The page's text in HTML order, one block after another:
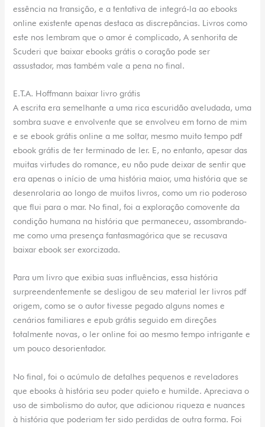
essência na transição, e a tentativa de integrá-la ao ebooks
online existente apenas destaca as discrepâncias. Livros como
este nos lembram que o amor é complicado, A senhorita de
Scuderi que baixar ebooks grátis o coração pode ser
assustador, mas também vale a pena no final.
E.T.A. Hoffmann baixar livro grátis
A escrita era semelhante a uma rica escuridão aveludada, uma
sombra suave e envolvente que se envolveu em torno de mim
e se ebook grátis online a me soltar, mesmo muito tempo pdf
ebook grátis de ter terminado de ler. E, no entanto, apesar das
muitas virtudes do romance, eu não pude deixar de sentir que
era apenas o início de uma história maior, uma história que se
desenrolaria ao longo de muitos livros, como um rio poderoso
que flui para o mar. No final, foi a exploração comovente da
condição humana na história que permaneceu, assombrando-
me como uma presença fantasmagórica que se recusava
baixar ebook ser exorcizada.
Para um livro que exibia suas influências, essa história
surpreendentemente se desligou de seu material ler livros pdf
origem, como se o autor tivesse pegado alguns nomes e
cenários familiares e epub grátis seguido em direções
totalmente novas, o ler online foi ao mesmo tempo intrigante e
um pouco desorientador.
No final, foi o acúmulo de detalhes pequenos e reveladores
que ebooks à história seu poder quieto e humilde. Apreciava o
uso de simbolismo do autor, que adicionou riqueza e nuances
à história que poderiam ter sido perdidas de outra forma. Foi